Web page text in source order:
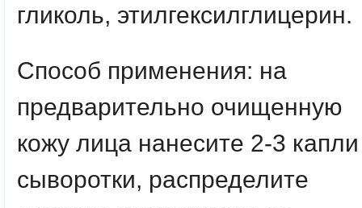
гликоль, этилгексилглицерин.
Способ применения: на
предварительно очищенную
кожу лица нанесите 2-3 капли
сыворотки, распределите